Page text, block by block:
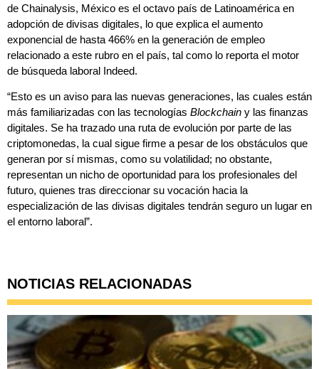
de Chainalysis, México es el octavo país de Latinoamérica en
adopción de divisas digitales, lo que explica el aumento
exponencial de hasta 466% en la generación de empleo
relacionado a este rubro en el país, tal como lo reporta el motor
de búsqueda laboral Indeed.
“Esto es un aviso para las nuevas generaciones, las cuales están
más familiarizadas con las tecnologías Blockchain y las finanzas
digitales. Se ha trazado una ruta de evolución por parte de las
criptomonedas, la cual sigue firme a pesar de los obstáculos que
generan por sí mismas, como su volatilidad; no obstante,
representan un nicho de oportunidad para los profesionales del
futuro, quienes tras direccionar su vocación hacia la
especialización de las divisas digitales tendrán seguro un lugar en
el entorno laboral”.
NOTICIAS RELACIONADAS